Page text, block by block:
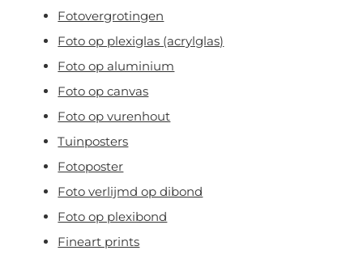
Fotovergrotingen
Foto op plexiglas (acrylglas)
Foto op aluminium
Foto op canvas
Foto op vurenhout
Tuinposters
Fotoposter
Foto verlijmd op dibond
Foto op plexibond
Fineart prints